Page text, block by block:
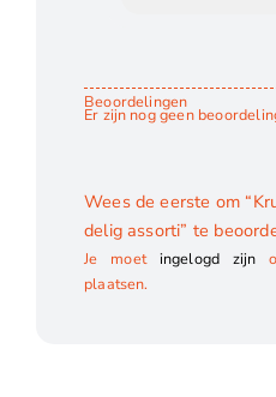
Beoordelingen
Er zijn nog geen
Wees de eerste om
delig assorti” te
Je moet ingelogd zijn
plaatsen.